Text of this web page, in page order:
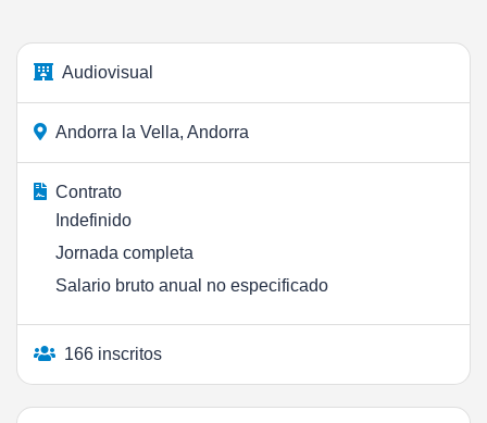
Audiovisual
Andorra la Vella, Andorra
Contrato
Indefinido
Jornada completa
Salario bruto anual no especificado
166 inscritos